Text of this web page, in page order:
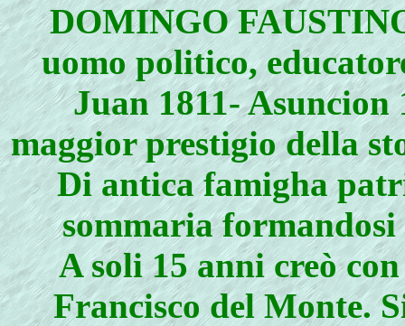
DOMINGO
uomo politico,
Juan 1811-
maggior prestigio della
Di antica famigha
sommaria
A soli 15 anni creò
Francisco del Monte.